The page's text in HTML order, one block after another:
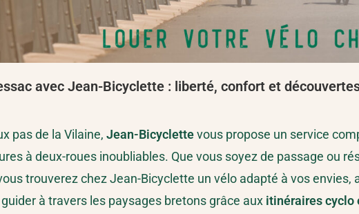
avec Jean-Bicyclette : liberté, confort et
pas de la Vilaine,Jean-Bicyclettevous propose un service
à deux-roues inoubliables. Que vous soyez de passage ou
trouverez chez Jean-Bicyclette un vélo adapté à vos envies,
à travers les paysages bretons grâce aux itinéraires cyclo